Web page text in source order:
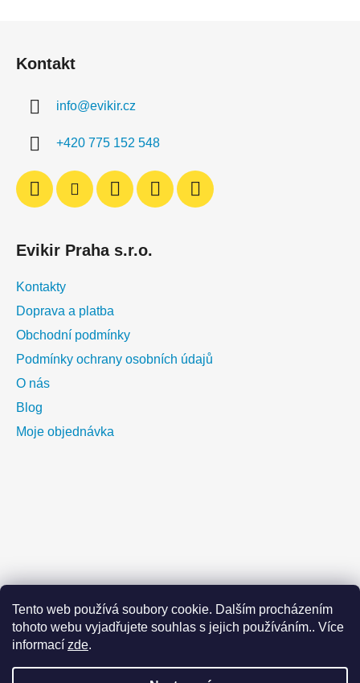
Tento web používá soubory cookie. Dalším procházením
tohoto webu vyjadřujete souhlas s jejich používáním.. Více
informací zde.
Vážení zákazníci,dovolujeme si vás upozornit na celozávondí
Kontakt
info@evikir.cz
+420 775 152 548
Evikir Praha s.r.o.
Kontakty
Doprava a platba
Obchodní podmínky
Podmínky ochrany osobních údajů
O nás
Blog
Moje objednávka